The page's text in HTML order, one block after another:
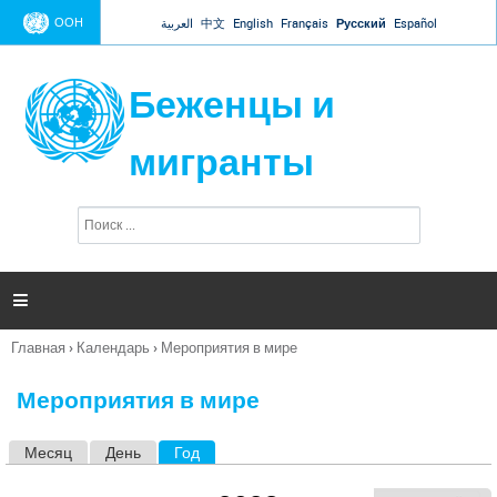
Jump to navigation
ООН العربية 中文 English Français Русский Español
Беженцы и
мигранты
п
и

Вы
Главная › Календарь › Мероприятия в мире
Мероприятия в мире
Месяц День Год